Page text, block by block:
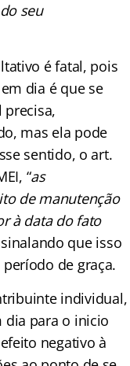
seu
é fatal, pois
dia é que se
precisa,
mas ela pode
sentido, o art.
“as
de manutenção
à data do fato
que isso
de graça.
individual,
dia para o inicio
negativo à